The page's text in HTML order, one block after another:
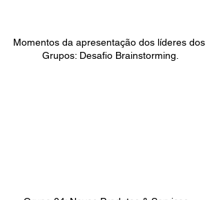
Momentos da apresentação dos líderes dos
Grupos: Desafio Brainstorming.